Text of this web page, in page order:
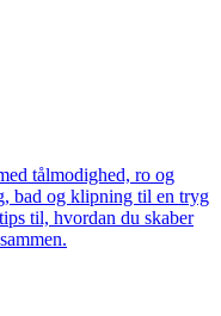
tålmodighed, ro og
bad og klipning til en tryg
til, hvordan du skaber